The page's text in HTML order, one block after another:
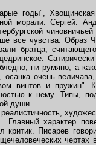
годы",
морали. Сергей.
все чувства. Образ
братца,
ни румяно, а
очень величава,
винтов и пружин".
к нему. Типы,
души.
характер
Писарев
чертах